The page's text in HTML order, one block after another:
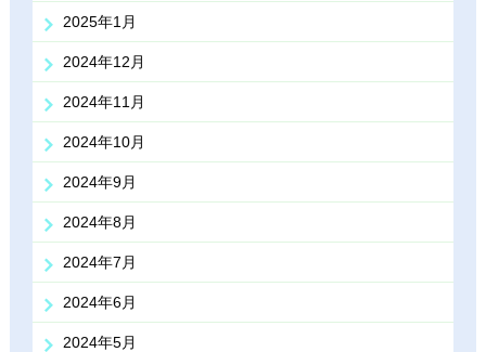
2025年1月
2024年12月
2024年11月
2024年10月
2024年9月
2024年8月
2024年7月
2024年6月
2024年5月